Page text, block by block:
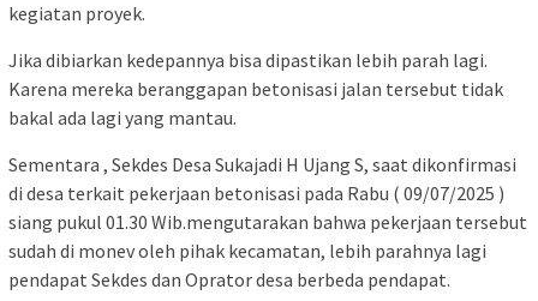
kegiatan proyek.
Jika dibiarkan kedepannya bisa dipastikan lebih parah lagi.
Karena mereka beranggapan betonisasi jalan tersebut tidak
bakal ada lagi yang mantau.
Sementara , Sekdes Desa Sukajadi H Ujang S, saat dikonfirmasi
di desa terkait pekerjaan betonisasi pada Rabu ( 09/07/2025 )
siang pukul 01.30 Wib.mengutarakan bahwa pekerjaan tersebut
sudah di monev oleh pihak kecamatan, lebih parahnya lagi
pendapat Sekdes dan Oprator desa berbeda pendapat.